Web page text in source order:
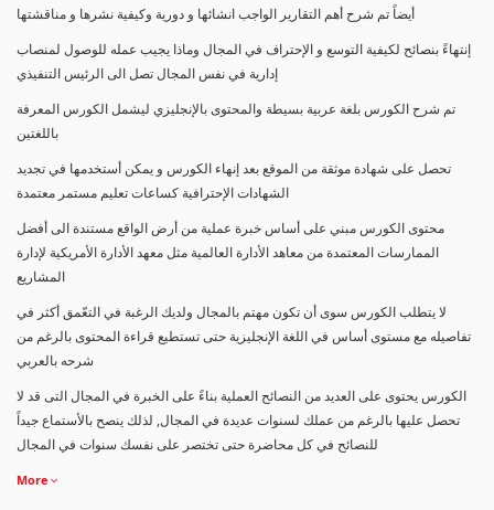
أيضاً تم شرح أهم التقارير الواجب انشائها و دورية وكيفية نشرها و مناقشتها
إنتهاءً بنصائح لكيفية التوسع و الإحتراف في المجال وماذا يجيب عمله للوصول لمنصاب
إدارية في نفس المجال تصل الى الرئيس التنفيذي
تم شرح الكورس بلغة عربية بسيطة والمحتوى بالإنجليزي ليشمل الكورس المعرفة
باللغتين
تحصل على شهادة موثقة من الموقع بعد إنهاء الكورس و يمكن أستخدمها في تجديد
الشهادات الإحترافية كساعات تعليم مستمر معتمدة
محتوى الكورس مبني على أساس خبرة عملية من أرض الواقع مستندة الى أفضل
الممارسات المعتمدة من معاهد الأدارة العالمية مثل معهد الأدارة الأمريكية لإدارة
المشاريع
لا يتطلب الكورس سوى أن تكون مهتم بالمجال ولديك الرغبة في التعّمق أكثر في
تفاصيله مع مستوى أساس في اللغة الإنجليزية حتى تستطيع قراءة المحتوى بالرغم من
شرحه بالعربي
الكورس يحتوى على العديد من النصائح العملية بناءً على الخبرة في المجال التى قد لا
تحصل عليها بالرغم من عملك لسنوات عديدة في المجال, لذلك ينصح بالأستماع جيداً
للنصائح في كل محاضرة حتى تختصر على نفسك سنوات في المجال
More